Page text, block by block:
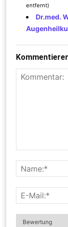
entfernt)
Dr.med.